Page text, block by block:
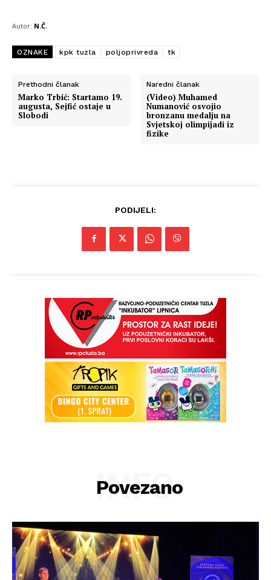
Autor: N.Č.
OZNAKE kpk tuzla poljoprivreda tk
Prethodni članak
Marko Trbić: Startamo 19.
augusta, Sejfić ostaje u
Slobodi
Naredni članak
(Video) Muhamed
Numanović osvojio
bronzanu medalju na
Svjetskoj olimpijadi iz
fizike
PODIJELI:
Povezano
INFO